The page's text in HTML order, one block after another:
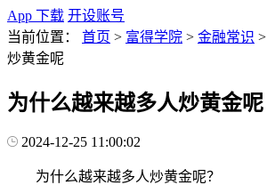
App 下载 开设账号
当前位置：
首页 > 富得学院 > 金融常识 >
炒黄金呢
为什么越来越多人炒黄金呢
2024-12-25 11:00:02
为什么越来越多人炒黄金呢？